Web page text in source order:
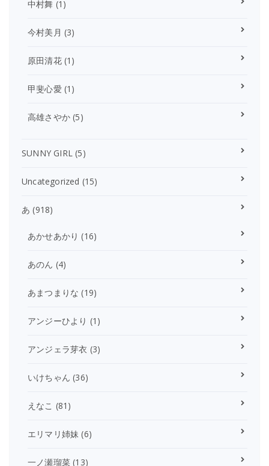
中村舞 (1)
今村美月 (3)
原田清花(1)
甲斐心愛 (1)
高雄さやか (5)
SUNNY GIRL (5)
Uncategorized (15)
あ (918)
あかせあかり (16)
あのん (4)
あまつまりな (19)
アンジーひより (1)
アンジェラ芽衣 (3)
いけちゃん (36)
えなこ (81)
エリマリ姉妹 (6)
一ノ瀬瑠菜 (13)